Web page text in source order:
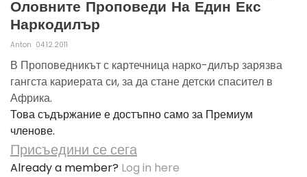
Оловните Проповеди На Един Екс
Наркодилър
Anton 04.12.2011
В Проповедникът с картечница нарко-дилър зарязва
гангста кариерата си, за да стане детски спасител в
Африка.
Това съдържание е достъпно само за Премиум
членове.
Присъедини се сега
Already a member? Log in here